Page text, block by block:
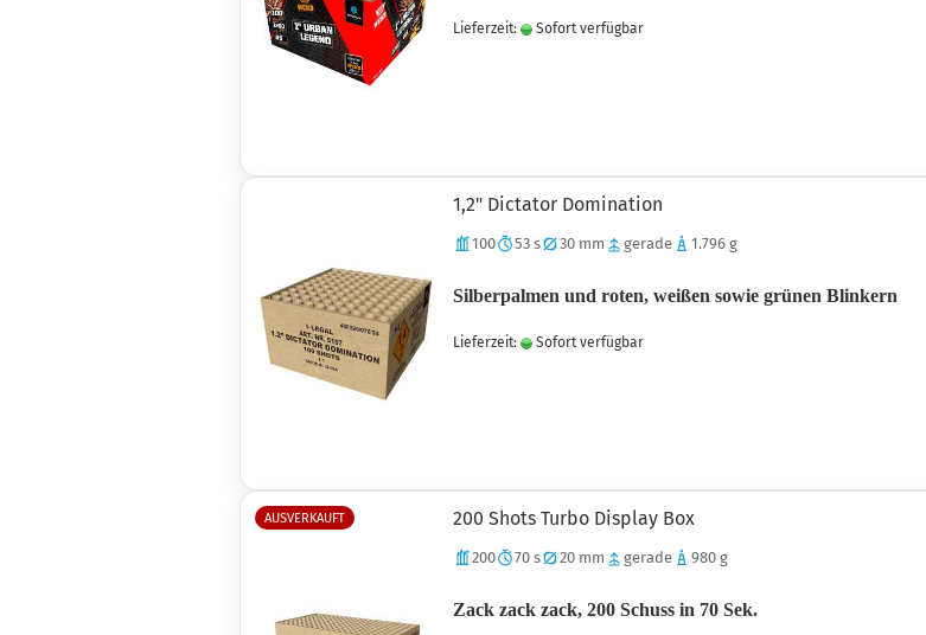
Lieferzeit: Sofort verfügbar
1,2" Dictator Domination
100 53 s 30 mm gerade 1.796 g
Silberpalmen und roten, weißen sowie grünen Blinkern
Lieferzeit: Sofort verfügbar
AUSVERKAUFT 200 Shots Turbo Display Box
200 70 s 20 mm gerade 980 g
Zack zack zack, 200 Schuss in 70 Sek.